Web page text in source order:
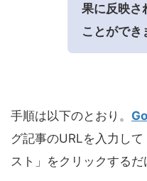
果に反映さ
ことができ
手順は以下のとおり。
グ記事のURLを入力し
スト」をクリックするだ